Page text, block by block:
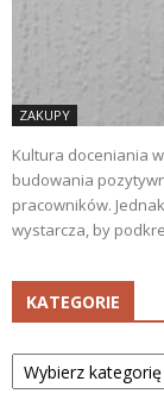
ZAKUPY
Kultura doceniania
budowania
pracowników.
wystarcza, by
KATEGORIE
Kategorie